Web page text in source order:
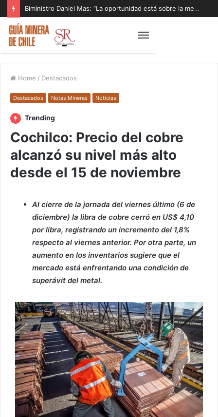
Biministro Daniel Mas: “La oportunidad está sobre la mesa y tenemos que aprovecharla”
Home / Destacados
Destacados Notas Mineras Noticias
Trending
Cochilco: Precio del cobre
alcanzó su nivel más alto
desde el 15 de noviembre
Al cierre de la jornada del viernes último (6 de
diciembre) la libra de cobre cerró en US$ 4,10
por libra, registrando un incremento del 1,8%
respecto al viernes anterior. Por otra parte, un
aumento en los inventarios sugiere que el
mercado está enfrentando una condición de
superávit del metal.